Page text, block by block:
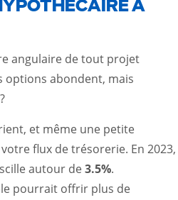
À
angulaire de tout projet
options abondent, mais
et même une petite
flux de trésorerie. En 2023,
autour de3.5%.
pourrait offrir plus de